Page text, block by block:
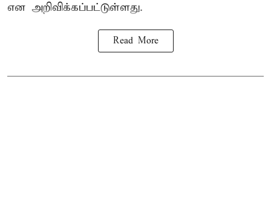
என அறிவிக்கப்பட்டுள்ளது.
Read More